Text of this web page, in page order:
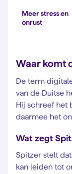
Meer stress en
onrust
Waar komt
De term
van de Duitse
Hij schreef het
daarmee het
Wat zegt
Spitzer stelt
kan leiden tot